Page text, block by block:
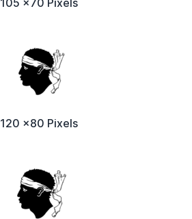
120 x80 Pixels